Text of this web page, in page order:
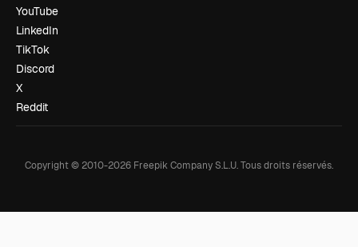
YouTube
LinkedIn
TikTok
Discord
X
Reddit
Copyright © 2010-2026 Freepik Company S.L.U.Tous droits réservés.